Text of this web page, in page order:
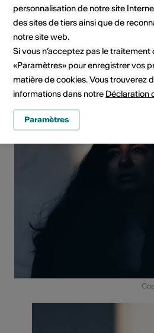
Partager l'artiste
personnalisation de notre site
des sites de tiers ainsi que de
notre site web.
Si vous n’acceptez pas le
«Paramètres» pour enregistrer vos
matière de cookies. Vous trouverez
informations dans notre Déclaration
Paramètres